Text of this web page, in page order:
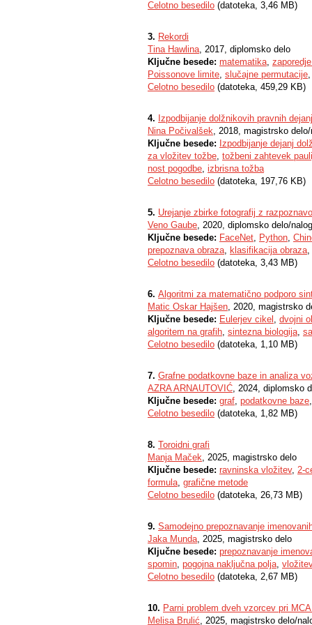
Celotno besedilo (datoteka, 3,46 MB)
3. Rekordi
Tina Hawlina, 2017, diplomsko delo
Ključne besede: matematika,
Poissonove limite, slučajne permutacije
Celotno besedilo (datoteka, 459,29 KB)
4. Izpodbijanje dolžnikovih pravnih
Nina Počivalšek, 2018, magistrsko delo/
Ključne besede: Izpodbijanje dejanj
za vložitev tožbe, tožbeni zahtevek
nost pogodbe, izbrisna tožba
Celotno besedilo (datoteka, 197,76 KB)
5. Urejanje zbirke fotografij z
Veno Gaube, 2020, diplomsko delo/
Ključne besede: FaceNet, Python,
prepoznava obraza, klasifikacija obraza,
Celotno besedilo (datoteka, 3,43 MB)
6. Algoritmi za matematično podporo
Matic Oskar Hajšen, 2020, magistrsko
Ključne besede: Eulerjev cikel , dvojni
algoritem na grafih, sintezna biologija,
Celotno besedilo (datoteka, 1,10 MB)
7. Grafne podatkovne baze in analiza
AZRA ARNAUTOVIĆ, 2024, diplomsko
Ključne besede: graf, podatkovne baze
Celotno besedilo (datoteka, 1,82 MB)
8. Toroidni grafi
Manja Maček, 2025, magistrsko delo
Ključne besede: ravninska vložitev, 2-
formula, grafične metode
Celotno besedilo (datoteka, 26,73 MB)
9. Samodejno prepoznavanje
Jaka Munda, 2025, magistrsko delo
Ključne besede: prepoznavanje
spomin, pogojna naključna polja,
Celotno besedilo (datoteka, 2,67 MB)
10. Parni problem dveh vzorcev pri
Melisa Brulić, 2025, magistrsko delo/